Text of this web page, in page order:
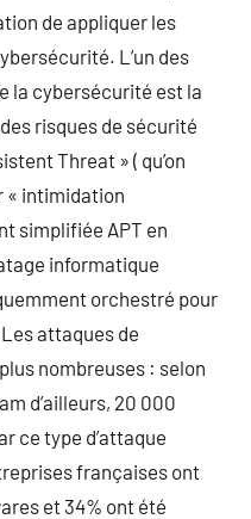
de appliquer les
L’un des
la cybersécurité est la
risques de sécurité
Threat » ( qu’on
« intimidation
simplifiée APT en
informatique
orchestré pour
attaques de
nombreuses : selon
d’ailleurs, 20 000
ce type d’attaque
françaises ont
et 34% ont été